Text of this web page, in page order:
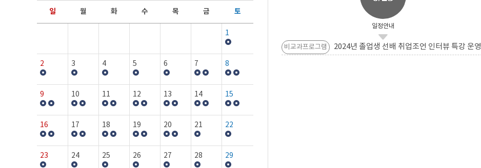
현장실습/IPP사업단
커뮤니티
보도자료
행사갤러리
일 월 화 수 목 금 토
1
2 3 4 5 6 7 8
9 10 11 12 13 14 15
16 17 18 19 20 21 22
23 24 25 26 27 28 29
일정안내
비교과프로그램 2024년 졸업생 선배 취업조언 인터뷰 특강 운영